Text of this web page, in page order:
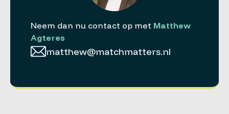
Neem dan nu contact op met Matthew
Agteres
matthew@matchmatters.nl